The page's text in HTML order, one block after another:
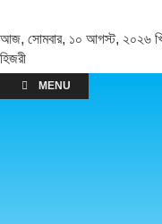
আজ, সোমবার, ১০ আগস্ট, ২০২৬
হিজরী
MENU